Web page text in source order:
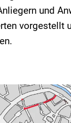
und
vorgestellt